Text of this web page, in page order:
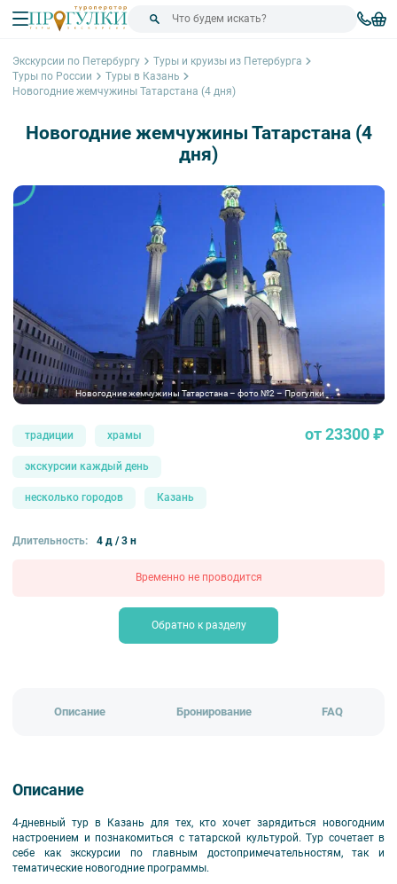
Экскурсии по Петербургу
Туры и круизы из Петербурга
Туры по России
Туры в Казань
Новогодние жемчужины Татарстана (4 дня)
Новогодние жемчужины Татарстана (4
дня)
Новогодние жемчужины Татарстана – фото №2 – Прогулки
традиции храмы
экскурсии каждый день
несколько городов Казань
от 23300 ₽
Длительность: 4 д / 3 н
Временно не проводится
Обратно к разделу
Описание Бронирование FAQ
Описание
4-дневный тур в Казань для тех, кто хочет зарядиться новогодним
настроением и познакомиться с татарской культурой. Тур сочетает в
себе как экскурсии по главным достопримечательностям, так и
тематические новогодние программы.